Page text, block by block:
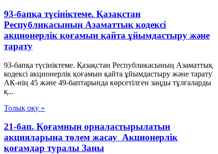
93-бапқа түсініктеме. Қазақстан
Республикасының Азаматтық кодексі
акционерлік қоғамын қайта ұйымдастыру және
тарату
93-бапқа түсініктеме. Қазақстан Республикасының Азаматтық
кодексі акционерлік қоғамын қайта ұйымдастыру және тарату
АК-нің 45 және 49-баптарында көрсетілген заңды тұлғаларды
қ...
Толық оқу »
21-бап. Қоғамның орналастырылатын
акцияларына төлем жасау Акционерлік
қоғамдар туралы Заңы